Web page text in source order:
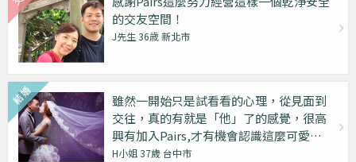
的交友空間！
J先生 36歳 新北市
雖然一開始只是試看看的心理，從見面到
交往，真的有就是「他」了的感覺，很高
興有加入Pairs,才有機會認識這麼可愛的
他！
H小姐 37歲 台中市